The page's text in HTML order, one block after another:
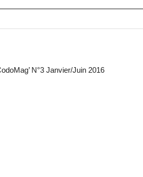
N°3 Janvier/Juin 2016